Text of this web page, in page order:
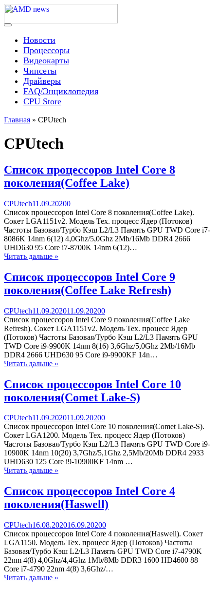
Skip
content
AMD news
Menu
Новости
Процессоры
Видеокарты
Чипсеты
Драйверы
FAQ/Энциклопедия
CPU Store
Главная » CPUtech
CPUtech
Список процессоров Intel Core 8
поколения(Coffee Lake)
Categories
CPUtechPosted
on
11.09.20200comments
on
Список
процессоров
Intel
Core
Список процессоров Intel Core 8 поколения(Coffee Lake).
Сокет LGA1151v2. Модель Тех. процесс Ядер (Потоков)
Частоты Базовая/Турбо Кэш L2/L3 Память GPU TWD Core i7-
8086K 14nm 6(12) 4,0Ghz/5,0Ghz 2Mb/16Mb DDR4 2666
UHD630 95 Core i7-8700K 14nm 6(12)…
Читать дальше »
Список процессоров Intel Core 9
поколения(Coffee Lake Refresh)
Categories
CPUtechPosted
on
11.09.202011.09.20200comments
on
Список
процессоров
Intel
Core
Lake
Refresh)
Список процессоров Intel Core 9 поколения(Coffee Lake
Refresh). Сокет LGA1151v2. Модель Тех. процесс Ядер
(Потоков) Частоты Базовая/Турбо Кэш L2/L3 Память GPU
TWD Core i9-9900K 14nm 8(16) 3,6Ghz/5,0Ghz 2Mb/16Mb
DDR4 2666 UHD630 95 Core i9-9900KF 14n…
Читать дальше »
Список процессоров Intel Core 10
поколения(Comet Lake-S)
Categories
CPUtechPosted
on
11.09.202011.09.20200comments
on
Список
процессоров
Intel
Core
Lake-
S)
Список процессоров Intel Core 10 поколения(Comet Lake-S).
Сокет LGA1200. Модель Тех. процесс Ядер (Потоков)
Частоты Базовая/Турбо Кэш L2/L3 Память GPU TWD Core i9-
10900K 14nm 10(20) 3,7Ghz/5,1Ghz 2,5Mb/20Mb DDR4 2933
UHD630 125 Core i9-10900KF 14nm …
Читать дальше »
Список процессоров Intel Core 4
поколения(Haswell)
Categories
CPUtechPosted
on
16.08.202016.09.20200comments
on
Список
процессоров
Intel
Core
Список процессоров Intel Core 4 поколения(Haswell). Сокет
LGA1150. Модель Тех. процесс Ядер (Потоков) Частоты
Базовая/Турбо Кэш L2/L3 Память GPU TWD Core i7-4790K
22nm 4(8) 4,0Ghz/4,4Ghz 1Mb/8Mb DDR3 1600 HD4600 88
Core i7-4790 22nm 4(8) 3,6Ghz/…
Читать дальше »